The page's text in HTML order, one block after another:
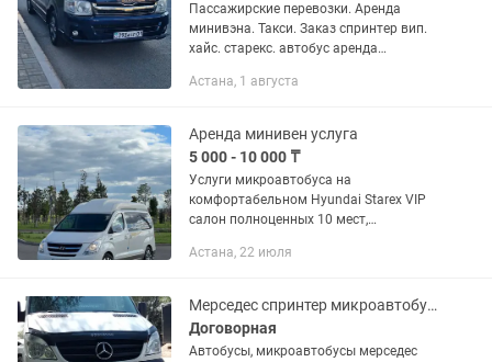
Пассажирские перевозки. Аренда
минивэна. Такси. Заказ спринтер вип.
хайс. старекс. автобус аренда
Toyota Hiace 13-14 мест Пассажирские
Астана, 1 августа
Аренда минивен услуга
5 000 - 10 000 ₸
Услуги микроавтобуса на
комфортабельном Hyundai Starex VIP
салон полноценных 10 мест,
водителем. Пассажирские перевозки -
Астана, 22 июля
Мерседес спринтер микроавтобус город межгород заказы, трансфер, развозки
Договорная
Автобусы, микроавтобусы мерседес